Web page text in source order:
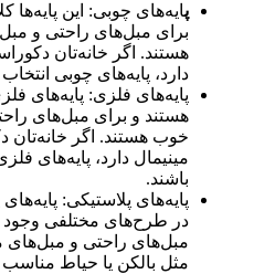
پایه‌های چوبی: این پایه‌ها
برای مبل‌های راحتی و
هستند. اگر خانه‌تان
دارد، پایه‌های چوبی
پایه‌های فلزی: پایه‌های
هستند و برای مبل‌های
خوب هستند. اگر خانه‌تان
مینیمال دارد، پایه‌های
باشند.
پایه‌های پلاستیکی:
در طرح‌های مختلفی وجود
مبل‌های راحتی و
مثل بالکن یا حیاط